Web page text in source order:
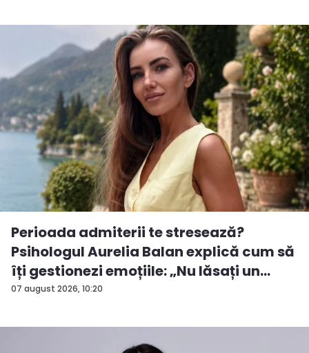
07 august 2026, 10:20
Perioada admiterii te stresează?
Psihologul Aurelia Balan explică cum să
îți gestionezi emoțiile: „Nu lăsați un
rezu...